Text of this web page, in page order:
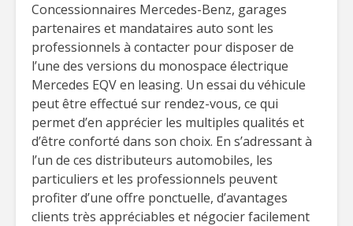
Concessionnaires Mercedes-Benz, garages
partenaires et mandataires auto sont les
professionnels à contacter pour disposer de
l’une des versions du monospace électrique
Mercedes EQV en leasing. Un essai du véhicule
peut être effectué sur rendez-vous, ce qui
permet d’en apprécier les multiples qualités et
d’être conforté dans son choix. En s’adressant à
l’un de ces distributeurs automobiles, les
particuliers et les professionnels peuvent
profiter d’une offre ponctuelle, d’avantages
clients très appréciables et négocier facilement